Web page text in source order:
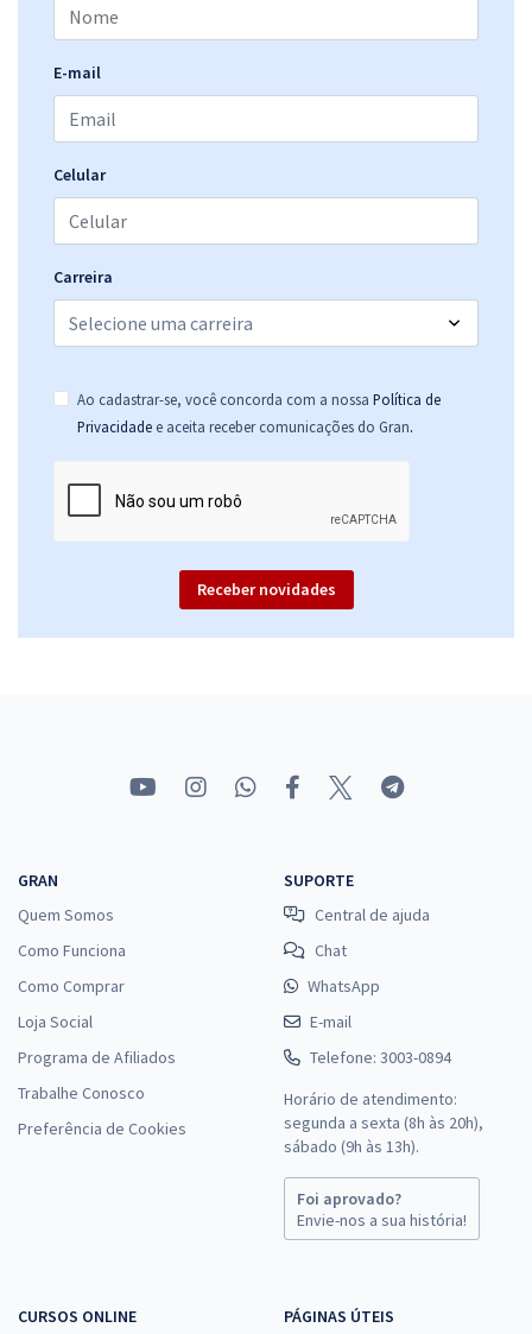
E-mail
Celular
Carreira
Ao cadastrar-se, você concorda com a nossa Política de
Privacidade e aceita receber comunicações do Gran.
Receber novidades
GRAN
Quem Somos
Como Funciona
Como Comprar
Loja Social
Programa de Afiliados
Trabalhe Conosco
Preferência de Cookies
SUPORTE
Central de ajuda
Chat
WhatsApp
E-mail
Telefone: 3003-0894
Horário de atendimento:
segunda a sexta (8h às 20h),
sábado (9h às 13h).
Foi aprovado?
Envie-nos a sua história!
CURSOS ONLINE PÁGINAS ÚTEIS